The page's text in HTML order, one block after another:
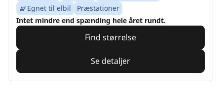
Egnet til elbil
Præstationer
Intet mindre end spænding hele året rundt.
Find størrelse
Se detaljer